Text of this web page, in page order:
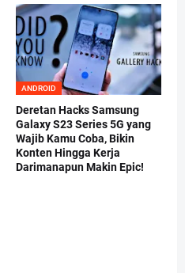
ANDROID
Deretan Hacks Samsung
Galaxy S23 Series 5G yang
Wajib Kamu Coba, Bikin
Konten Hingga Kerja
Darimanapun Makin Epic!